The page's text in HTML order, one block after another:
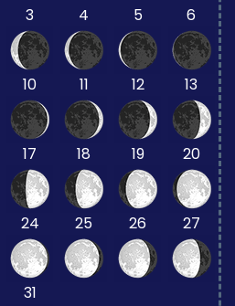
3 4 5 6
10 11 12 13
17 18 19 20
24 25 26 27
31